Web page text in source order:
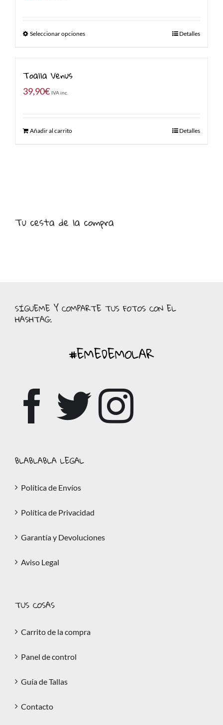
Seleccionar opciones Detalles
Toalla Venus
39,90€ IVA inc.
Añadir al carrito Detalles
Tu cesta de la compra
SÍGUEME Y COMPARTE TUS FOTOS CON EL
HASHTAG:
#EMEDEMOLAR
BLABLABLA LEGAL
Política de Envíos
Política de Privacidad
Garantía y Devoluciones
Aviso Legal
TUS COSAS
Carrito de la compra
Panel de control
Guía de Tallas
Contacto